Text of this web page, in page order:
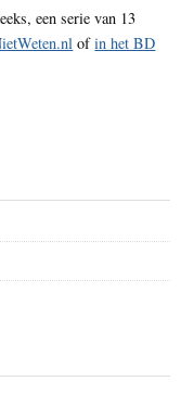
een serie van 13
ofin het BD